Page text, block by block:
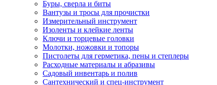
Буры, сверла и биты
Вантузы и тросы для прочистки
Измерительный инструмент
Изоленты и клейкие ленты
Ключи и торцевые головки
Молотки, ножовки и топоры
Пистолеты для герметика, пены и степлеры
Расходные материалы и абразивы
Садовый инвентарь и полив
Сантехнический и спец-инструмент